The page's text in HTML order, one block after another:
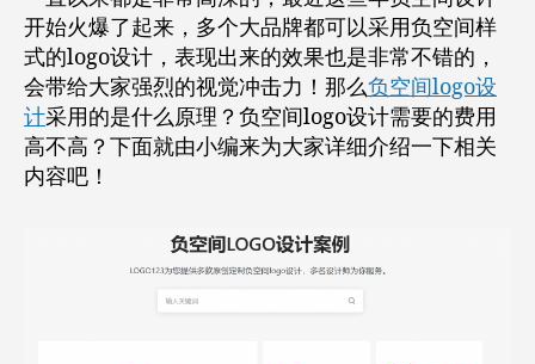
开始火爆了起来，多个大品牌都可以采用负空间样
式的logo设计，表现出来的效果也是非常不错的，
会带给大家强烈的视觉冲击力！那么负空间logo设
计采用的是什么原理？负空间logo设计需要的费用
高不高？下面就由小编来为大家详细介绍一下相关
内容吧！